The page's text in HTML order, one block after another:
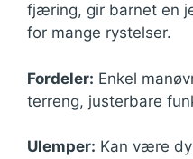
fjæring, gir barnet en
for mange rystelser.
Fordeler: Enkel
terreng, justerbare
Ulemper: Kan være